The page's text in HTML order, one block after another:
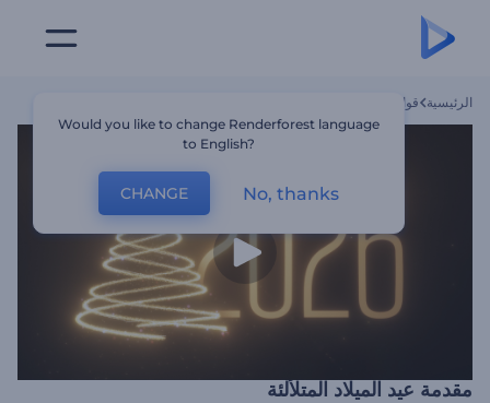
الرئيسية قوالب
مقدمة عيد الميلاد المتلألئة
Would you like to change Renderforest language
to English?
CHANGE No, thanks